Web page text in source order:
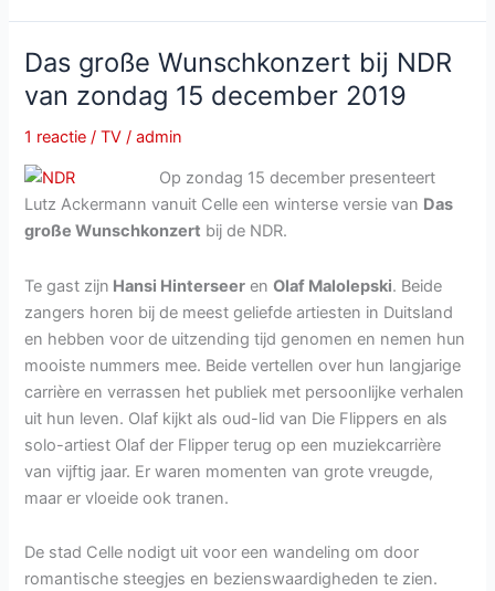
Schlager-
Überraschung
zum
Abschied
van
14
maart
2019
Das große Wunschkonzert bij NDR
van zondag 15 december 2019
1 reactie /TV /admin
Op zondag 15 december presenteert
Lutz Ackermann vanuit Celle een winterse versie van Das
große Wunschkonzert bij de NDR.
Te gast zijn Hansi Hinterseer enOlaf Malolepski. Beide
zangers horen bij de meest geliefde artiesten in Duitsland
en hebben voor de uitzending tijd genomen en nemen hun
mooiste nummers mee. Beide vertellen over hun langjarige
carrière en verrassen het publiek met persoonlijke verhalen
uit hun leven. Olaf kijkt als oud-lid van Die Flippers en als
solo-artiest Olaf der Flipper terug op een muziekcarrière
van vijftig jaar. Er waren momenten van grote vreugde,
maar er vloeide ook tranen.
De stad Celle nodigt uit voor een wandeling om door
romantische steegjes en bezienswaardigheden te zien.